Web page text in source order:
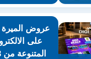
عروض
على